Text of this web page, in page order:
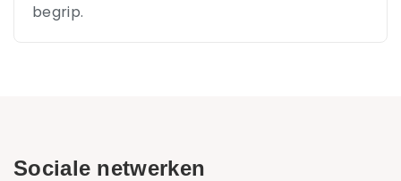
begrip.
Sociale netwerken